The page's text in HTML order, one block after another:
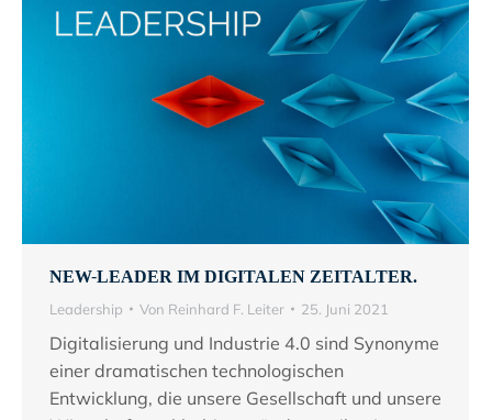
NEW-LEADER IM DIGITALEN ZEITALTER.
Leadership Von Reinhard F. Leiter 25. Juni 2021
Digitalisierung und Industrie 4.0 sind Synonyme
einer dramatischen technologischen
Entwicklung, die unsere Gesellschaft und unsere